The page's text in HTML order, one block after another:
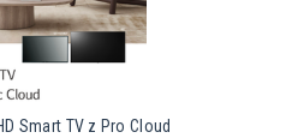
Smart TV z Pro Cloud